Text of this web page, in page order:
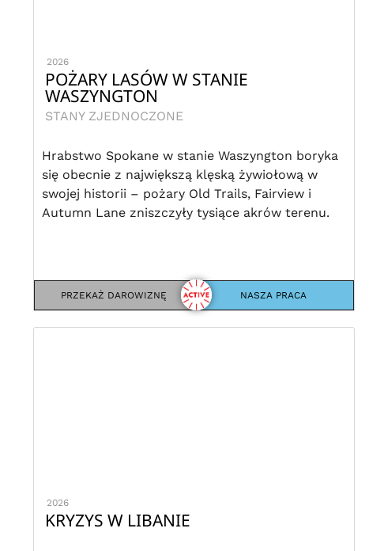
2026
POŻARY LASÓW W STANIE
WASZYNGTON
STANY ZJEDNOCZONE
Hrabstwo Spokane w stanie Waszyngton boryka
się obecnie z największą klęską żywiołową w
swojej historii – pożary Old Trails, Fairview i
Autumn Lane zniszczyły tysiące akrów terenu.
PRZEKAŻ DAROWIZNĘ NASZA PRACA
2026
KRYZYS W LIBANIE